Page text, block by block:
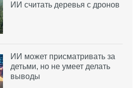
ИИ считать деревья с дронов
ИИ может присматривать за
детьми, но не умеет делать
выводы